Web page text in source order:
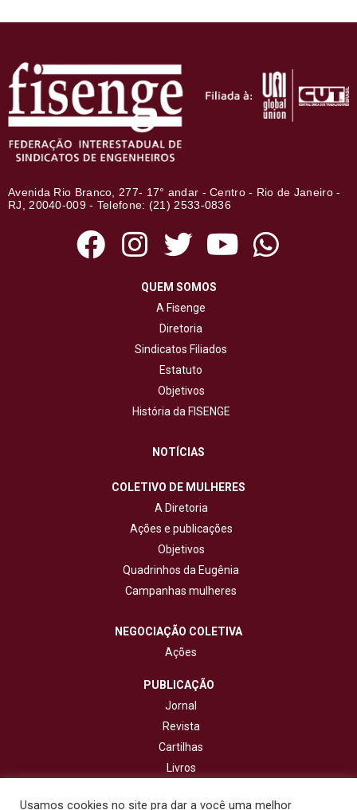
Avenida Rio Branco, 277- 17° andar - Centro - Rio de Janeiro -
RJ, 20040-009 - Telefone: (21) 2533-0836
QUEM SOMOS
A Fisenge
Diretoria
Sindicatos Filiados
Estatuto
Objetivos
História da FISENGE
NOTÍCIAS
COLETIVO DE MULHERES
A Diretoria
Ações e publicações
Objetivos
Quadrinhos da Eugênia
Campanhas mulheres
NEGOCIAÇÃO COLETIVA
Ações
PUBLICAÇÃO
Jornal
Revista
Cartilhas
Livros
Usamos cookies no site pra dar a você uma melhor